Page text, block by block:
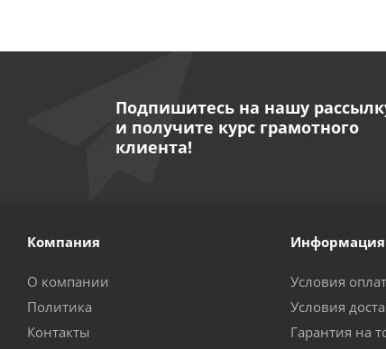
Подпишитесь на нашу
и получите курс грамотного
клиента!
Компания
О компании
Политика
Контакты
Информация
Условия
Условия
Гарантия на